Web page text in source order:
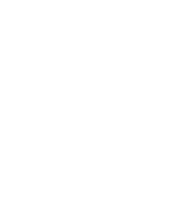
г.
ул. им.